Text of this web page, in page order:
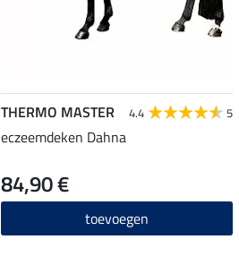
THERMO MASTER 4.4 5
eczeemdeken Dahna
84,90 €
toevoegen